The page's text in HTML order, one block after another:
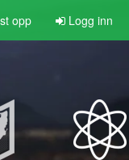
opp Logg inn